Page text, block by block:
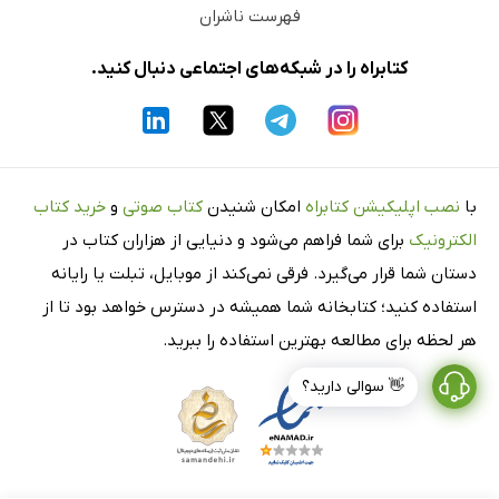
ارزیابی و انتخاب آژانس تبلیغاتی
موفقیت آژانس را فعال کنید
ارزیابی نتیجه آژانس‌های تبلیغاتی
چالش ارزیابی موفقیت
مصاحبه با تیم fetch & funnel
اقدامات عملی
فصل 16: کار با تأثیرگذاران را شروع کنید
تعریف بازاریابی افراد تأثیرگذار
تفاوت بین تأثیرگذار رسانه‌های جمعی و تأثیرگذار شبکه‌های
👋 سوالی دارید؟
فهرست ناشران
کتابراه را در شبکه‌های اجتماعی دنبال کنید.
با نصب اپلیکیشن کتابراه امکان شنیدن کتاب صوتی و خرید کتاب
الکترونیک برای شما فراهم می‌شود و دنیایی از هزاران کتاب در
دستان شما قرار می‌گیرد. فرقی نمی‌کند از موبایل، تبلت یا رایانه
استفاده کنید؛ کتابخانه شما همیشه در دسترس خواهد بود تا از
هر لحظه برای مطالعه بهترین استفاده را ببرید.